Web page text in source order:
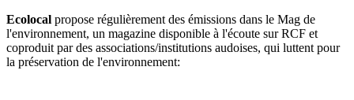
Ecolocal propose régulièrement des émissions dans le Mag de
l'environnement, un magazine disponible à l'écoute sur RCF et
coproduit par des associations/institutions audoises, qui luttent pour
la préservation de l'environnement: